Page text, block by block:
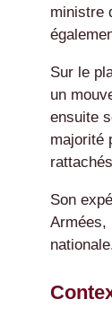
ministre
Sur le
un
ensuite
majorité
Son
Armées,